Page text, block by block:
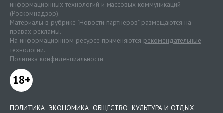
информационных технологий и массовых коммуникаций
(Роскомнадзор).
Материалы в рубрике "Новости партнеров" размещаются на
правах рекламы.
На информационном ресурсе применяются рекомендательные
технологии.
Политика конфиденциальности
18+
ПОЛИТИКА ЭКОНОМИКА ОБЩЕСТВО КУЛЬТУРА И ОТДЫХ